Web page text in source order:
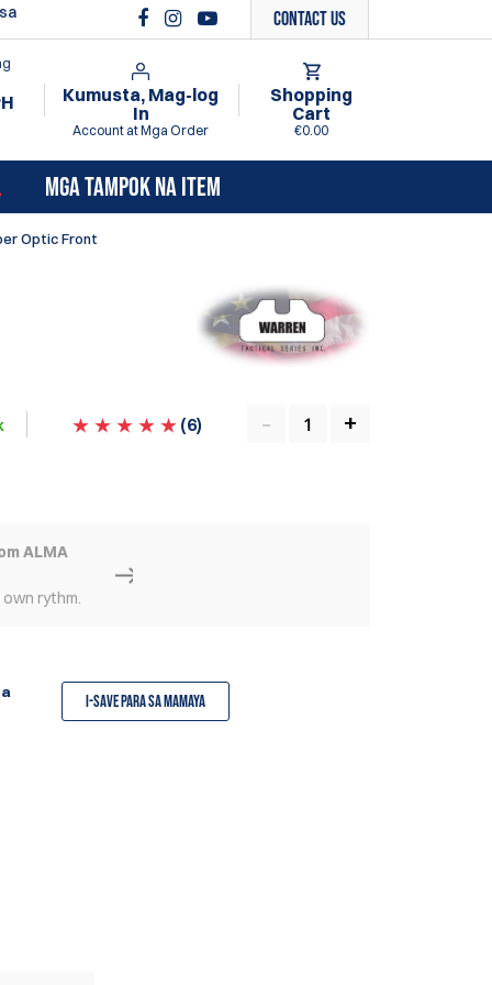
Contact Us
Kumusta, Mag-log
In
Account at Mga Order
Shopping
Cart
€0.00
MGA TAMPOK NA ITEM
Optic Front
(6)
ALMA
rythm.
I-save para sa Mamaya